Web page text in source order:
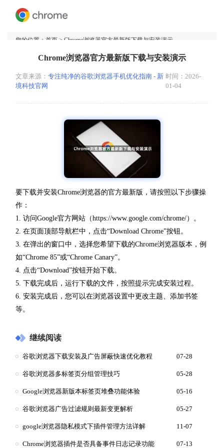
您的位置： 首页 > Chrome浏览器官方最新版下载与安装演示
Chrome浏览器官方最新版下载与安装演示
文章来源： 专注纯净的谷歌浏览器手机优化指南 - 新
境科技官网
时间：2026-
01-04
要下载并安装Chrome浏览器的官方最新版，请按照以下步骤操
作：
1. 访问Google官方网站（https://www.google.com/chrome/）。
2. 在页面顶部导航栏中，点击“Download Chrome”按钮。
3. 在弹出的窗口中，选择您希望下载的Chrome浏览器版本，例
如“Chrome 85”或“Chrome Canary”。
4. 点击“Download”按钮开始下载。
5. 下载完成后，运行下载的文件，按照提示完成安装过程。
6. 安装完成后，您可以在浏览器设置中更改主题、添加书签
等。
继续阅读
谷歌浏览器下载安装及广告屏蔽快速优化教程 07-28
谷歌浏览器多标签页分组管理技巧 05-28
Google浏览器新版本标签页堆叠功能体验 05-16
谷歌浏览器广告过滤规则最新变更解析 05-27
google浏览器隐私模式下插件管理方法详解 11-07
Chrome浏览器插件是否具备事件日志记录功能 07-13